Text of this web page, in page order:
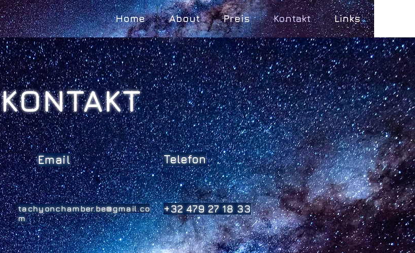
Home About Preis Kontakt Links
KONTAKT
Email
tachyonchamber.be@gmail.co
m
Telefon
+32 479 27 18 33